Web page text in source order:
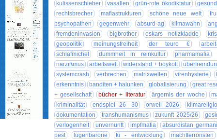
kulissenschieber
vasallen grün-rote ökodiktatur
rechtsbrecher
mafiastrukturen schöne neue welt
psychopathen
gegenwehr absurd-ag klimawahn
fremdeninvasion
bigbrother oskars notizkladde
geopolitik
meinungsfreiheit der teuro €
schlafmichel
dummheit in reinkultur
pharmamafia
narzißmus
arbeitswelt widerstand + boykott
systemcrash
verbrechen matrixwelten virenhysterie
erkenntnis
banditen + halunken globalisierung
great
+ gesellschaft
bücher + literatur ärgernis der woche
kriminalität
endspiel 26 -30 orwell 2026
dokumentation
transhumanismus zukunft 2025/26
verlogenheit
unvernunft impfmafia
absurdistan
pest
lügenbarone ki - entwicklung
machtterroristen